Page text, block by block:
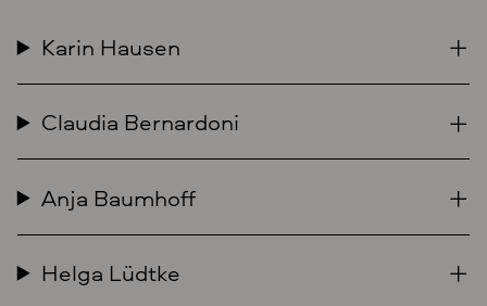
Karin Hausen
Claudia Bernardoni
Anja Baumhoff
Helga Lüdtke